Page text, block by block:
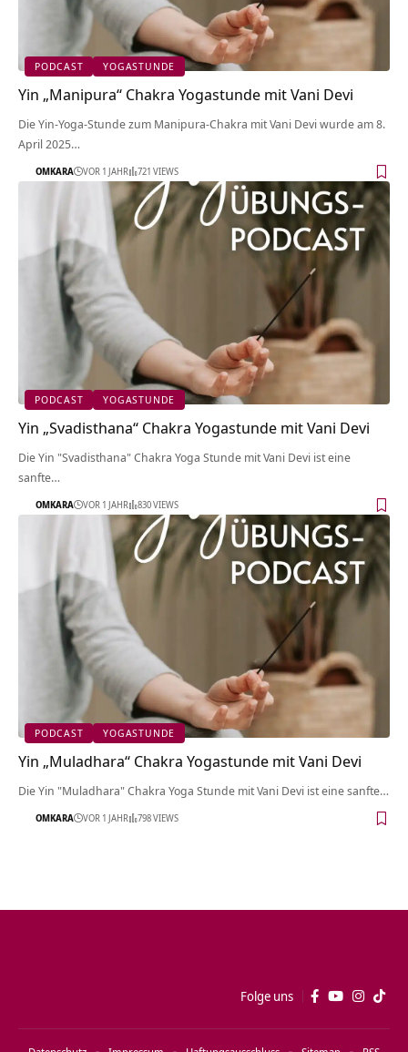
PODCAST YOGASTUNDE
Yin „Manipura“ Chakra Yogastunde mit Vani Devi
Die Yin-Yoga-Stunde zum Manipura-Chakra mit Vani Devi wurde am 8.
April 2025…
OMKARA VOR 1 JAHR 721 VIEWS
PODCAST YOGASTUNDE
Yin „Svadisthana“ Chakra Yogastunde mit Vani Devi
Die Yin "Svadisthana" Chakra Yoga Stunde mit Vani Devi ist eine
sanfte…
OMKARA VOR 1 JAHR 830 VIEWS
PODCAST YOGASTUNDE
Yin „Muladhara“ Chakra Yogastunde mit Vani Devi
Die Yin "Muladhara" Chakra Yoga Stunde mit Vani Devi ist eine sanfte…
OMKARA VOR 1 JAHR 798 VIEWS
Folge uns